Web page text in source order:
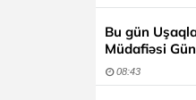
Bu gün
Müdafiəsi
08:43